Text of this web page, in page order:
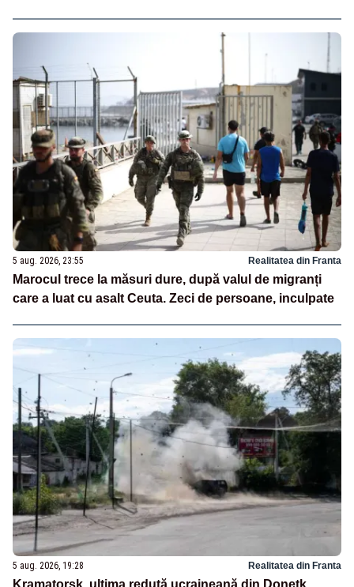
5 aug. 2026, 23:55 Realitatea din Franta
Marocul trece la măsuri dure, după valul de migranți
care a luat cu asalt Ceuta. Zeci de persoane, inculpate
5 aug. 2026, 19:28 Realitatea din Franta